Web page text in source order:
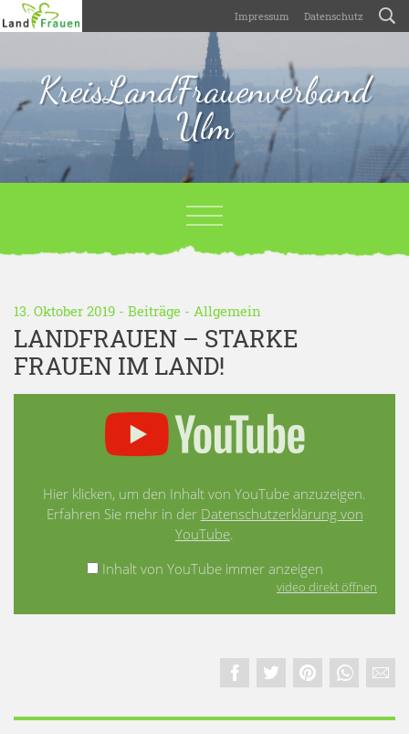
Impressum Datenschutz
KreisLandFrauenverband
Ulm
13. Oktober 2019 - Beiträge - Allgemein
LANDFRAUEN – STARKE
FRAUEN IM LAND!
Hier klicken, um den Inhalt von YouTube anzuzeigen.
Erfahren Sie mehr in der Datenschutzerklärung von
YouTube.
Inhalt von YouTube immer anzeigen
video direkt öffnen